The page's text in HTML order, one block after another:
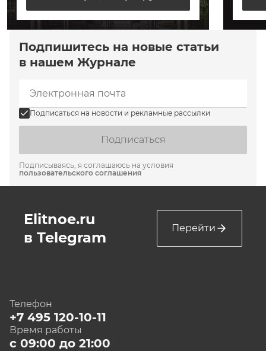
Подпишитесь на новые статьи
в нашем Журнале
Подписаться на новости и рекламные рассылки
Подписаться
Подписываясь, я соглашаюсь на условия
пользовательского соглашения
Elitnoe.ru
в Telegram
Перейти
Телефон
+7 495 120-10-11
Время работы
с 09:00 до 21:00